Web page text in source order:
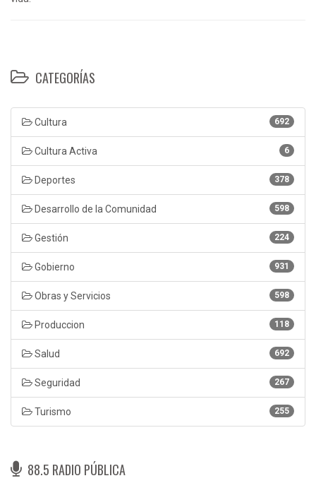
CATEGORÍAS
692
Cultura
6
Cultura Activa
378
Deportes
598
Desarrollo de la Comunidad
224
Gestión
931
Gobierno
598
Obras y Servicios
118
Produccion
692
Salud
267
Seguridad
255
Turismo
88.5 RADIO PÚBLICA